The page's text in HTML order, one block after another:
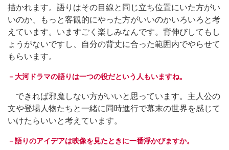
描かれます。語りはその目線と同じ立ち位置にいた方がい
いのか、もっと客観的にやった方がいいのかいろいろと考
えています。いますごく楽しみなんです。背伸びしてもし
ょうがないですし、自分の背丈に合った範囲内でやらせて
もらいます。
－大河ドラマの語りは一つの役だという人もいますね。
できれば邪魔しない方がいいと思っています。主人公の
文や登場人物たちと一緒に同時進行で幕末の世界を感じて
いけたらいいと考えています。
－語りのアイデアは映像を見たときに一番浮かびますか。